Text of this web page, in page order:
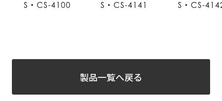
S・CS-4100 S・CS-4141 S・CS-
製品一覧へ戻る